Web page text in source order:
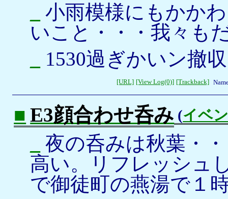
小雨模様にもかか
いこと・・・我々も
1530過ぎかいン撤
[URL] [View Log(0)] [Trackback]
■ E3顔合わせ呑み (イベ
夜の呑みは秋葉・
高い。リフレッシュ
で御徒町の燕湯で１